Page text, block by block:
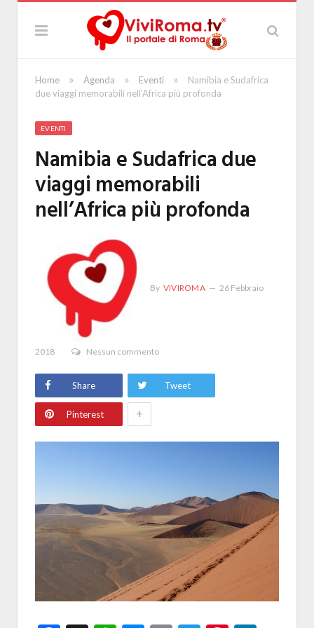
Home » Agenda » Eventi »
Namibia e Sudafrica
due viaggi memorabili nell’Africa più profonda
EVENTI
Namibia e Sudafrica due
viaggi memorabili
nell’Africa più profonda
By VIVIROMA 26 Febbraio
2018 Nessun commento
Share Tweet
Pinterest +